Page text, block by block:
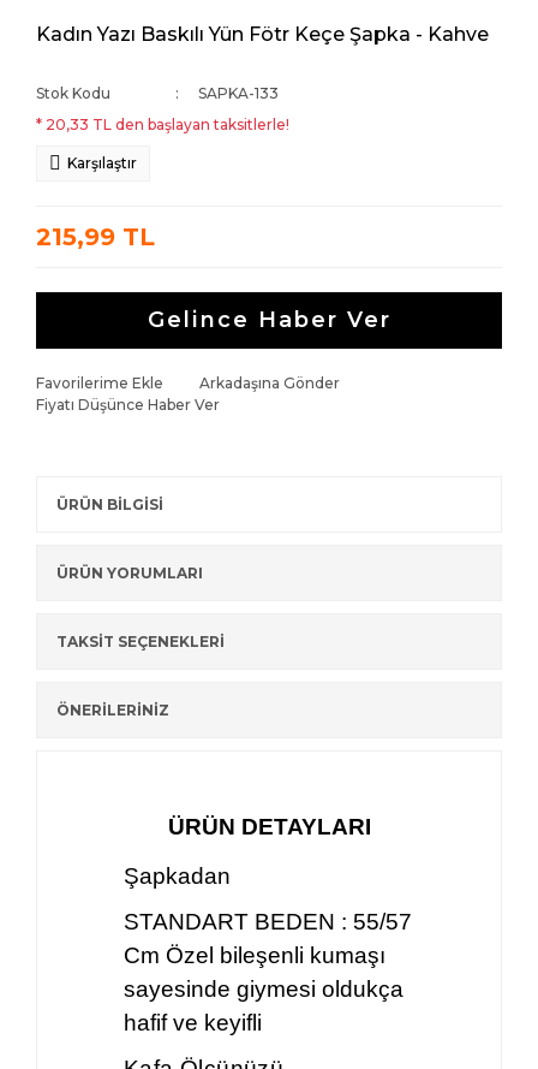
Kadın Yazı Baskılı Yün Fötr Keçe Şapka - Kahve
Stok Kodu
SAPKA-133
* 20,33 TL den başlayan taksitlerle!
Karşılaştır
215,99 TL
Gelince Haber Ver
Favorilerime Ekle
Arkadaşına Gönder
Fiyatı Düşünce Haber Ver
ÜRÜN BİLGİSİ
ÜRÜN YORUMLARI
TAKSİT SEÇENEKLERİ
ÖNERİLERİNİZ
ÜRÜN DETAYLARI
Şapkadan
STANDART BEDEN : 55/57
Cm Özel bileşenli kumaşı
sayesinde giymesi oldukça
hafif ve keyifli